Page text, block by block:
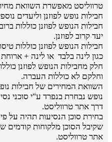
טרווליסט מאפשרת השוואת
חבילות נופש לפוזנן וליעדים
חבילות הנופש לפוזנן כוללות
יעד קרוב לפוזנן.
חבילות הנופש לפוזנן כוללות
כגון לינה בלבד או לינה + ארוחת
חלק מחבילות הנופש לפוזנן
וחלקם לא כוללות העברה.
השוואת המחירים של חבילות
נופש נבחרת בנפרד ע"י סוכני
דרך אתר טרווליסט.
בחירת סוכן הנסיעות תהיה על
שקיבל הסוכן מלקוחות קודמים
אתר טרווליסט.